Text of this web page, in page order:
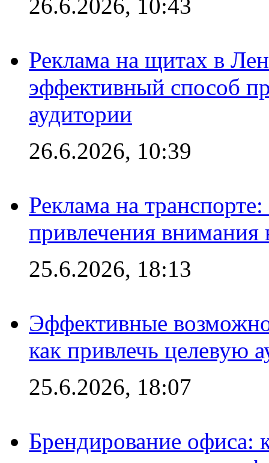
26.6.2026, 10:43
Реклама на щитах в
эффективный способ
аудитории
26.6.2026, 10:39
Реклама на
привлечения внимания
25.6.2026, 18:13
Эффективные
как привлечь целевую
25.6.2026, 18:07
Брендирование офиса: